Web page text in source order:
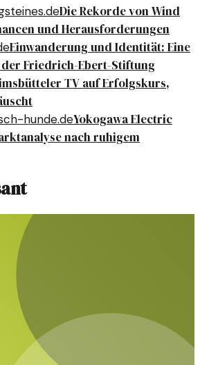
Die Rekorde von Wind
und Herausforderungen
Einwanderung und Identität: Eine
Friedrich-Ebert-Stiftung
TV auf Erfolgskurs,
hunde.deYokogawa Electric
nach ruhigem